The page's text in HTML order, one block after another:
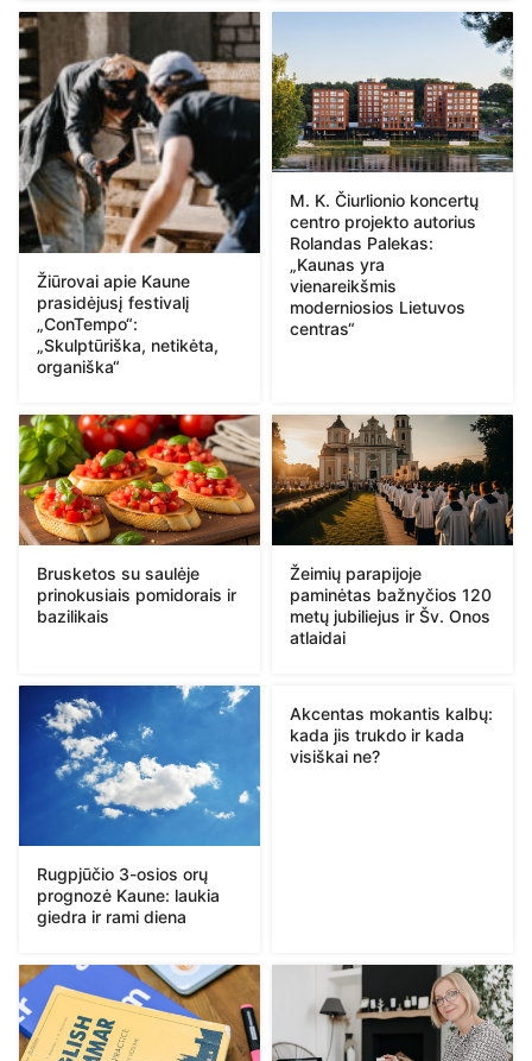
Žiūrovai apie Kaune
prasidėjusį festivalį
„ConTempo“:
„Skulptūriška, netikėta,
organiška“
M. K. Čiurlionio koncertų
centro projekto autorius
Rolandas Palekas:
„Kaunas yra
vienareikšmis
moderniosios Lietuvos
centras“
Brusketos su saulėje
prinokusiais pomidorais ir
bazilikais
Žeimių parapijoje
paminėtas bažnyčios 120
metų jubiliejus ir Šv. Onos
atlaidai
Rugpjūčio 3-osios orų
prognozė Kaune: laukia
giedra ir rami diena
Akcentas mokantis kalbų:
kada jis trukdo ir kada
visiškai ne?